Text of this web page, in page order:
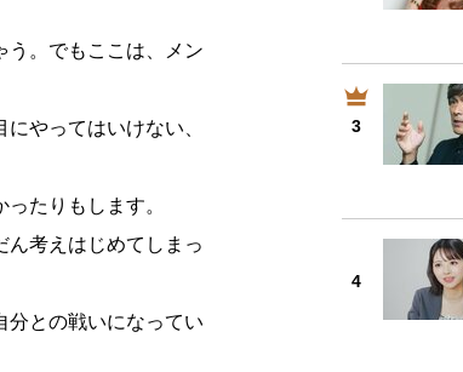
。でもここは、メン
やってはいけない、
たりもします。
考えはじめてしまっ
分との戦いになってい
3
4